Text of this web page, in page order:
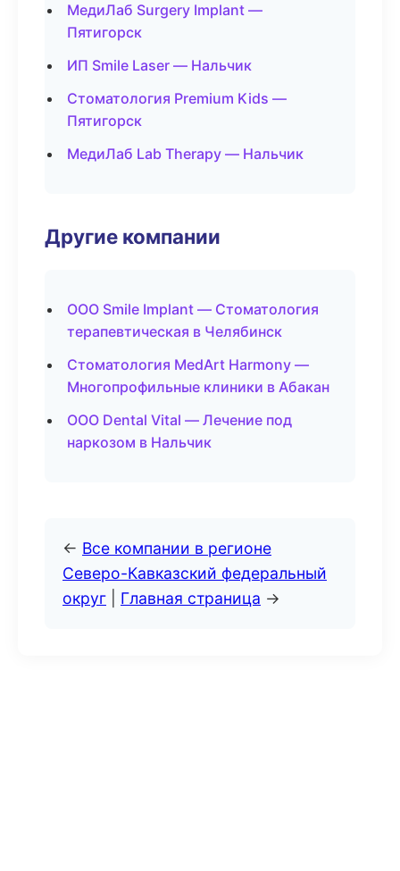
МедиЛаб Surgery Implant —
Пятигорск
ИП Smile Laser — Нальчик
Стоматология Premium Kids —
Пятигорск
МедиЛаб Lab Therapy — Нальчик
Другие компании
ООО Smile Implant — Стоматология
терапевтическая в Челябинск
Стоматология MedArt Harmony —
Многопрофильные клиники в Абакан
ООО Dental Vital — Лечение под
наркозом в Нальчик
← Все компании в регионе
Северо-Кавказский федеральный
округ
Главная страница →